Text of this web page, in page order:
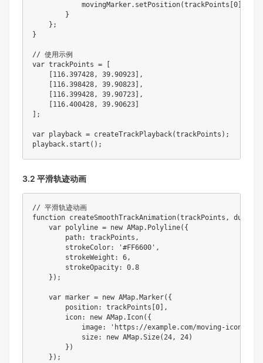
            movingMarker
. setPosition(trackPoints 0
}
} ;
}
// 使用示例
var trackPoints =
116.397428, 39.90923
,
116.398428, 39.90823
,
116.399428, 39.90723
,
116.400428, 39.90623
;
var playback = createTrackPlayback(trackPoints ) ;
playback. start ( ) ;
3.2 平滑轨迹动画
// 平滑轨迹动画
function createSmoothTrackAnimation(trackPoints ,
var polyline = new AMap. Polyline( {
        path
: trackPoints ,
        strokeColor
: '#FF6600' ,
        strokeWeight
: 6,
        strokeOpacity
:
0.8
} ) ;
var marker = new AMap. Marker( {
        position
: trackPoints 0
,
        icon
: new AMap. Icon( {
            image
: 'https://example.com/moving-icon.png'
            size
: new AMap.Size( 24, 24)
} )
} ) ;